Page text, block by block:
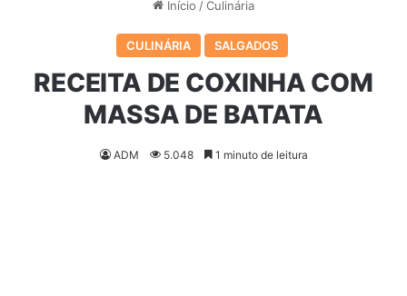
Início /Culinária
CULINÁRIA SALGADOS
RECEITA DE COXINHA COM
MASSA DE BATATA
ADM 5.048 1 minuto de leitura